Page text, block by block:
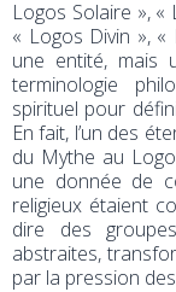
Logos Solaire »,
« Logos Divin », «
une entité, mais
terminologie
spirituel pour
En fait, l’un des
du Mythe au
une donnée de
religieux étaient
dire des
abstraites,
par la pression